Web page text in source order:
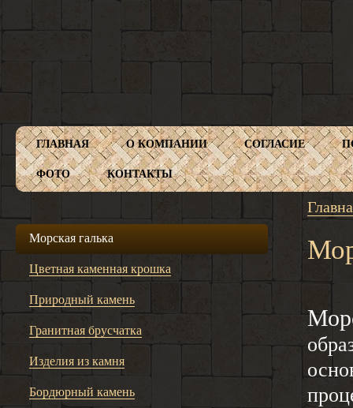
ГЛАВНАЯ О КОМПАНИИ СОГЛАСИЕ
ФОТО КОНТАКТЫ
Морская галька
Цветная каменная крошка
Природный камень
Гранитная брусчатка
Изделия из камня
Бордюрный камень